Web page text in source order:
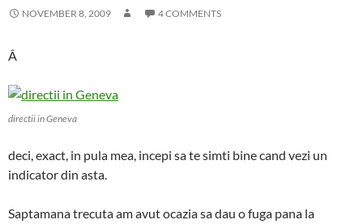
NOVEMBER 8, 2009 4 COMMENTS
Â
directii in Geneva
deci, exact, in pula mea, incepi sa te simti bine cand vezi un
indicator din asta.
Saptamana trecuta am avut ocazia sa dau o fuga pana la